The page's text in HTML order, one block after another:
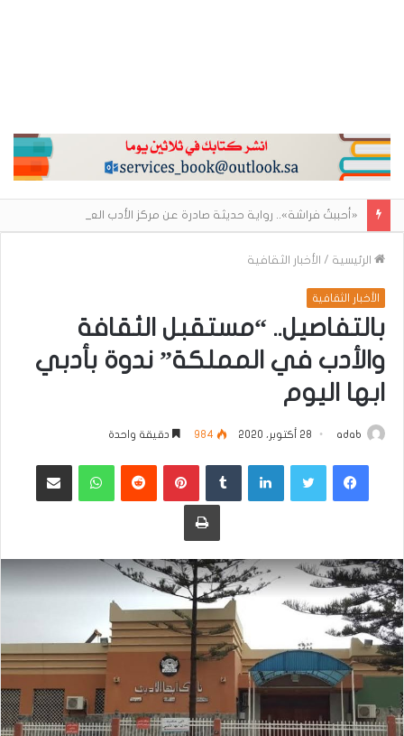
الرئيسية / الأخبار الثقافية
الأخبار الثقافية
بالتفاصيل.. “مستقبل الثقافة
والأدب في المملكة” ندوة بأدبي
ابها اليوم
adab 28 أكتوبر، 2020 984 دقيقة واحدة
فيسبوكتويتر لينكدإن ‏Tumblr بينتيريست
‏Reddit واتساب مشاركة عبر البريد
طباعة